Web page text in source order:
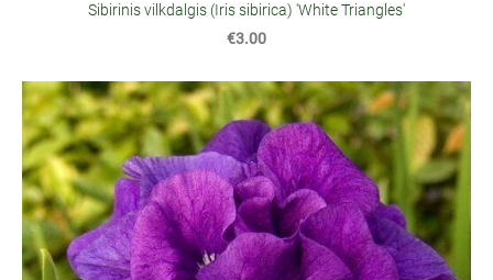
Sibirinis vilkdalgis (Iris sibirica) 'White Triangles'
€3.00